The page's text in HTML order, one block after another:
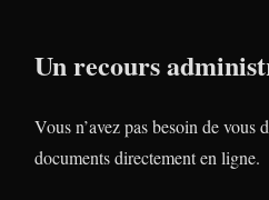
Un recours
Vous n’avez pas besoin de vous
documents directement en ligne.